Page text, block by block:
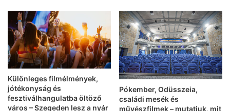
Különleges filmélmények,
jótékonyság és
fesztiválhangulatba öltöző
város – Szegeden lesz a nyár
Pókember, Odüsszeia,
családi mesék és
művészfilmek – mutatjuk, mit